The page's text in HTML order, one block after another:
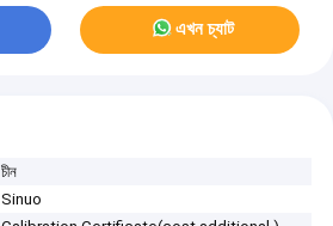
এখন চ্যাট
চীন
Sinuo